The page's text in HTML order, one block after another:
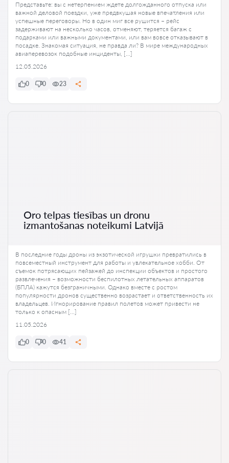
Представьте: вы с нетерпением ждете долгожданного отпуска или
важной деловой поездки, уже предвкушая новые впечатления или
успешные переговоры. Но в один миг все рушится – рейс
задерживают на несколько часов, отменяют, теряется багаж с
подарками или важными документами, или вам вовсе отказывают в
посадке. Знакомая ситуация, не правда ли? В мире международных
авиаперевозок подобные инциденты, […]
12.05.2026
0 0 23
Oro telpas tiesības un dronu
izmantošanas noteikumi Latvijā
В последние годы дроны из экзотической игрушки превратились в
повсеместный инструмент для работы и увлекательное хобби. От
съемок потрясающих пейзажей до инспекции объектов и простого
развлечения – возможности беспилотных летательных аппаратов
(БПЛА) кажутся безграничными. Однако вместе с ростом
популярности дронов существенно возрастает и ответственность их
владельцев. Игнорирование правил полетов может привести не
только к опасным […]
11.05.2026
0 0 41